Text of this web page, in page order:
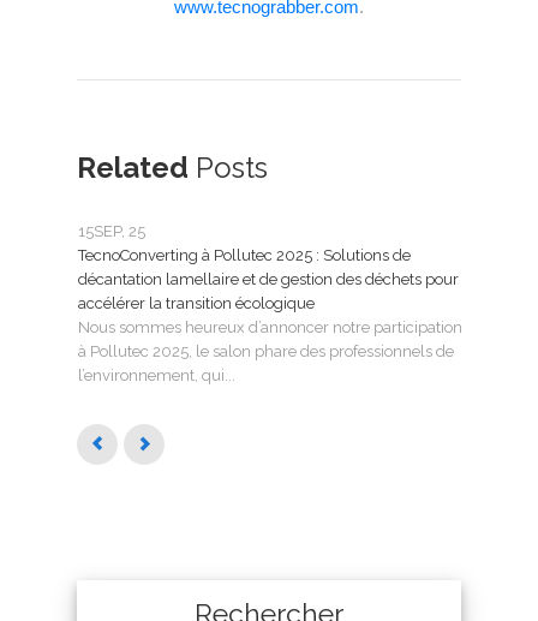
www.tecnograbber.com.
Related Posts
15SEP, 25
TecnoConverting à Pollutec 2025 : Solutions de
décantation lamellaire et de gestion des déchets pour
accélérer la transition écologique
Nous sommes heureux d’annoncer notre participation
à Pollutec 2025, le salon phare des professionnels de
l’environnement, qui...
Rechercher